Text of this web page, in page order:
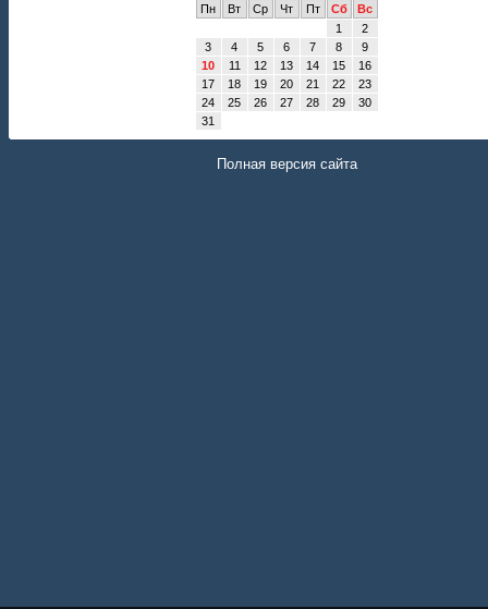
Пн
Вт Ср Чт Пт Сб
Вс
1
2
3
4 5 6 7 8
9
10
11 12 13 14 15
16
17
18 19 20 21 22
23
24
25 26 27 28 29
30
31
Полная версия сайта